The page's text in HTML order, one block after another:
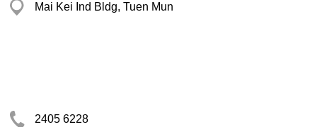
Mai Kei Ind Bldg, Tuen Mun
2405 6228